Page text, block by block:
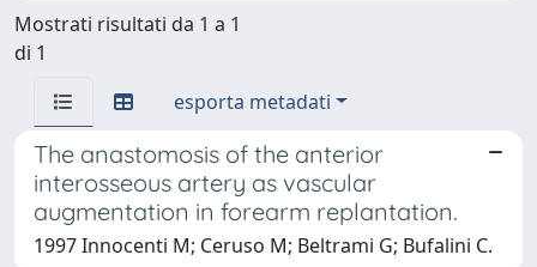
Mostrati risultati da 1 a 1
di 1
esporta metadati
The anastomosis of the anterior
interosseous artery as vascular
augmentation in forearm replantation.
1997 Innocenti M; Ceruso M; Beltrami G; Bufalini C.